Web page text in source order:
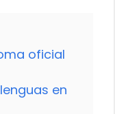
oficial
en